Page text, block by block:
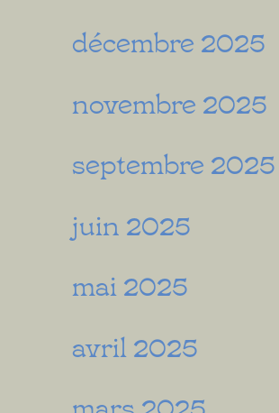
décembre 2025
novembre 2025
septembre 2025
juin 2025
mai 2025
avril 2025